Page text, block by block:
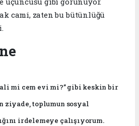
cami, zaten bu bütünlüğü
mi cem evi mi?” gibi keskin bir
ziyade, toplumun sosyal
irdelemeye çalışıyorum.